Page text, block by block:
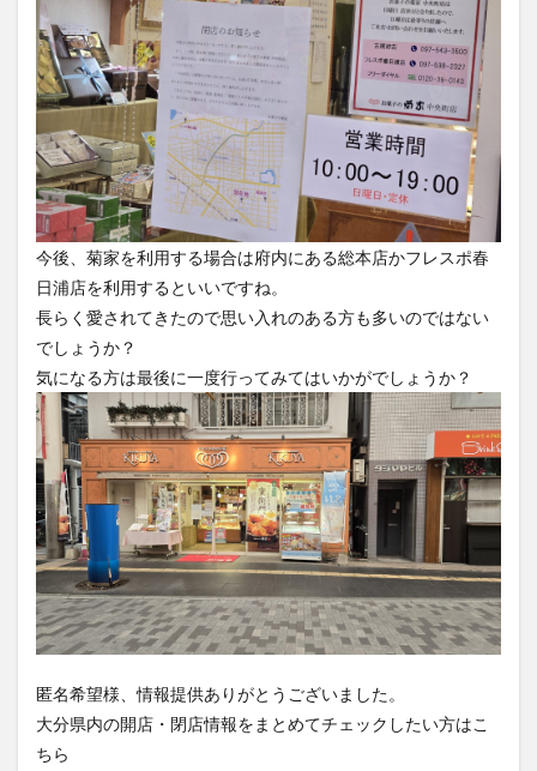
今後、菊家を利用する場合は府内にある総本店かフレスポ春
日浦店を利用するといいですね。
長らく愛されてきたので思い入れのある方も多いのではない
でしょうか？
気になる方は最後に一度行ってみてはいかがでしょうか？
匿名希望様、情報提供ありがとうございました。
大分県内の開店・閉店情報をまとめてチェックしたい方はこ
ちら
津久見市
海開き 湧水
湯布院
滝
漢方 炭火焼き 焼き菓子
犬
玖珠郡
由布市 由布院 甲子園
石仏
磨崖仏
祝祭の広場 神社 祭り
秋
移転
竹田 竹田市 竹田市ディナー
紅葉
絵本
自動販売機 自転車 臼杵市
芋
花 花火 茶碗蒸し 蕎麦
虹
衆議院選挙
複合公共施設
話題
豊後大野 豊後大野市
豊後高田市
買い物
鉄道ジオラマ
閉店 閉院 開店
開店閉店
開店閉店まとめ
開院 韓国
韓国料理
音楽
飛行機 飲み物 高崎山 鰻
検索